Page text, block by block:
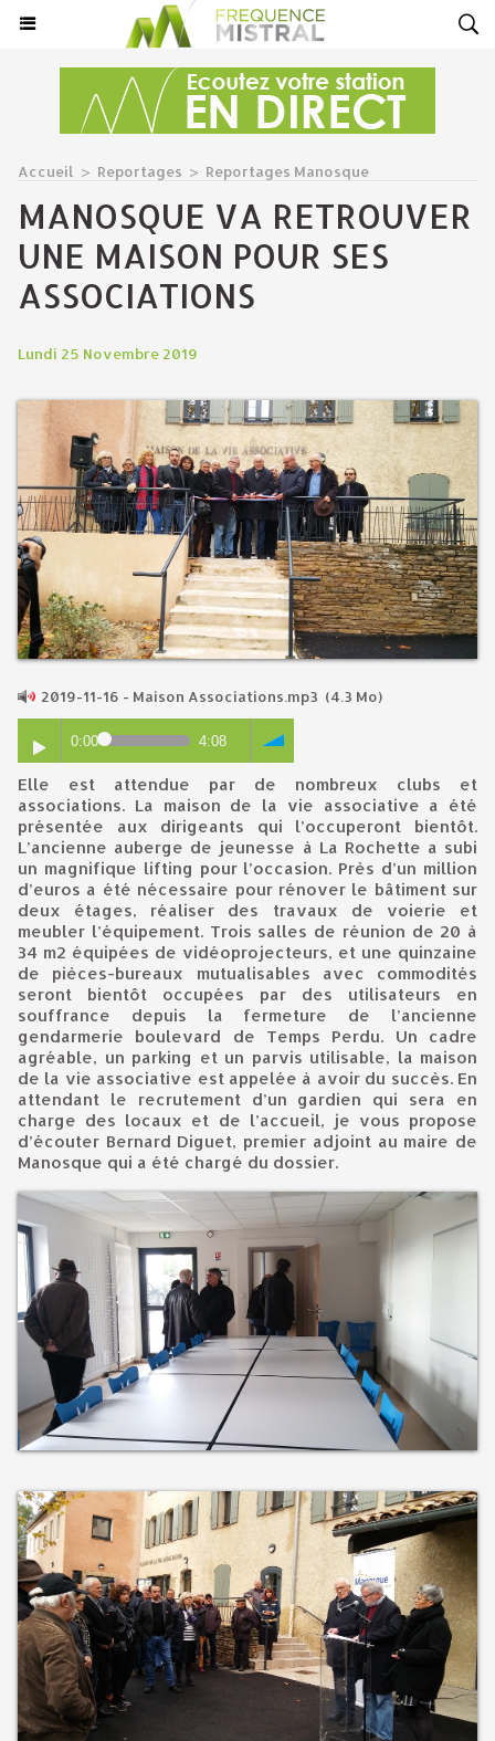
Accueil > Reportages > Reportages Manosque
MANOSQUE VA RETROUVER
UNE MAISON POUR SES
ASSOCIATIONS
Lundi 25 Novembre 2019
2019-11-16 - Maison Associations.mp3 (4.3 Mo)
0:00 4:08
Elle est attendue par de nombreux clubs et
associations. La maison de la vie associative a été
présentée aux dirigeants qui l’occuperont bientôt.
L’ancienne auberge de jeunesse à La Rochette a subi
un magnifique lifting pour l’occasion. Près d’un million
d’euros a été nécessaire pour rénover le bâtiment sur
deux étages, réaliser des travaux de voierie et
meubler l’équipement. Trois salles de réunion de 20 à
34 m2 équipées de vidéoprojecteurs, et une quinzaine
de pièces-bureaux mutualisables avec commodités
seront bientôt occupées par des utilisateurs en
souffrance depuis la fermeture de l’ancienne
gendarmerie boulevard de Temps Perdu. Un cadre
agréable, un parking et un parvis utilisable, la maison
de la vie associative est appelée à avoir du succès. En
attendant le recrutement d’un gardien qui sera en
charge des locaux et de l’accueil, je vous propose
d’écouter Bernard Diguet, premier adjoint au maire de
Manosque qui a été chargé du dossier.